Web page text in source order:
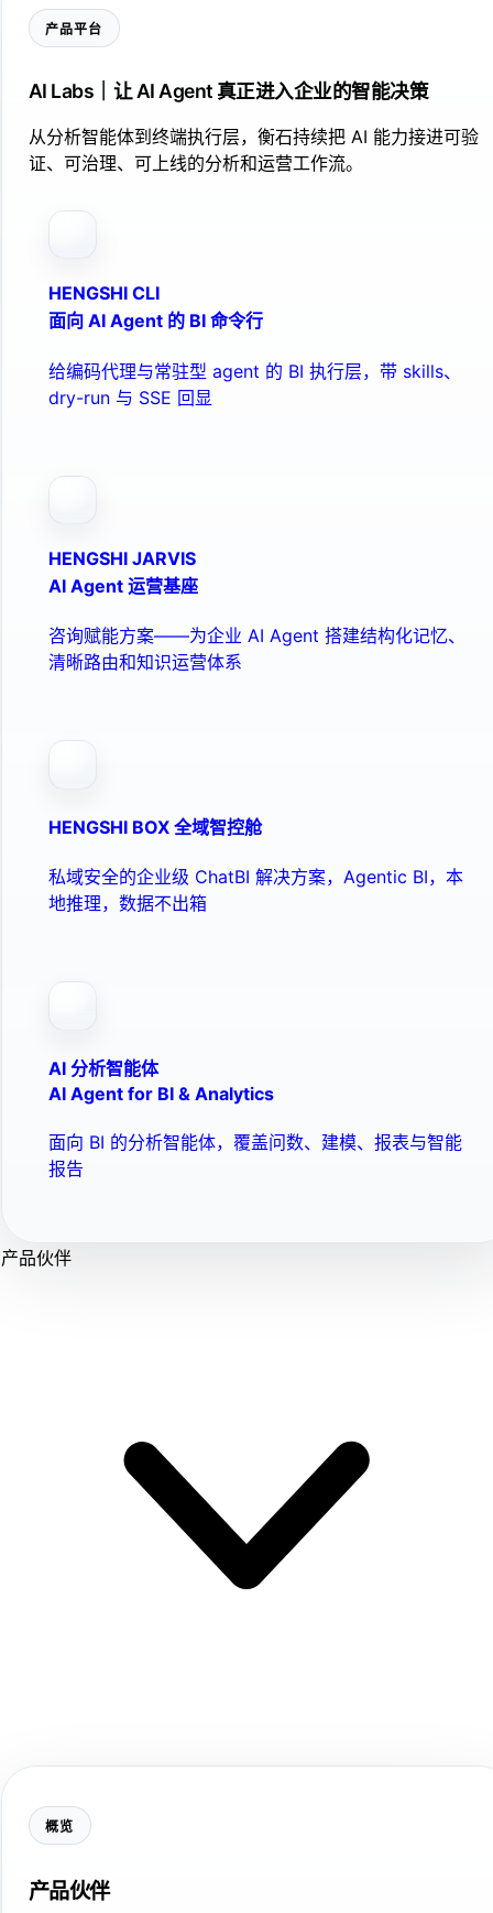
产品平台
AI Labs｜让 AI Agent 真正进入企业的智能决策
从分析智能体到终端执行层，衡石持续把 AI 能力接进可验
证、可治理、可上线的分析和运营工作流。
HENGSHI CLI
面向 AI Agent 的 BI 命令行
给编码代理与常驻型 agent 的 BI 执行层，带 skills、
dry-run 与 SSE 回显
HENGSHI JARVIS
AI Agent 运营基座
咨询赋能方案——为企业 AI Agent 搭建结构化记忆、
清晰路由和知识运营体系
HENGSHI BOX 全域智控舱
私域安全的企业级 ChatBI 解决方案，Agentic BI，本
地推理，数据不出箱
AI 分析智能体
AI Agent for BI & Analytics
面向 BI 的分析智能体，覆盖问数、建模、报表与智能
报告
产品伙伴
概览
产品伙伴